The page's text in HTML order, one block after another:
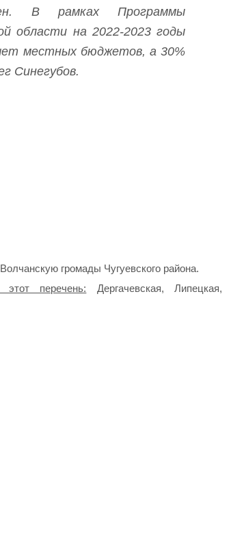
В рамках Программы
области на 2022-2023 годы
местных бюджетов, а 30%
Синегубов.
громады Чугуевского района.
перечень: Дергачевская, Липецкая,